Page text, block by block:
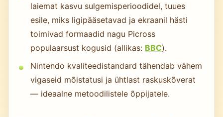
laiemat kasvu sulgemisperioodidel, tuues
esile, miks ligipääsetavad ja ekraanil hästi
toimivad formaadid nagu Picross
populaarsust kogusid (allikas: BBC).
Nintendo kvaliteedistandard tähendab vähem
vigaseid mõistatusi ja ühtlast raskuskõverat
— ideaalne metoodilistele õppijatele.